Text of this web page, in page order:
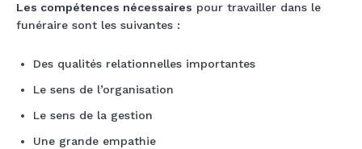
Les compétences nécessaires pour travailler dans le
funéraire sont les suivantes :
Des qualités relationnelles importantes
Le sens de l’organisation
Le sens de la gestion
Une grande empathie